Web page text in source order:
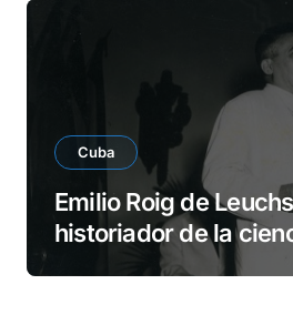
Cuba
Emilio Roig de
historiador de la